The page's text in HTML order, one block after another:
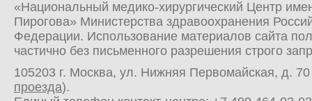
«Национальный медико-хирургический Центр
Пирогова» Министерства здравоохранения
Федерации. Использование материалов сайта
частично без письменного разрешения строго
105203 г. Москва, ул. Нижняя Первомайская, д.
проезда).